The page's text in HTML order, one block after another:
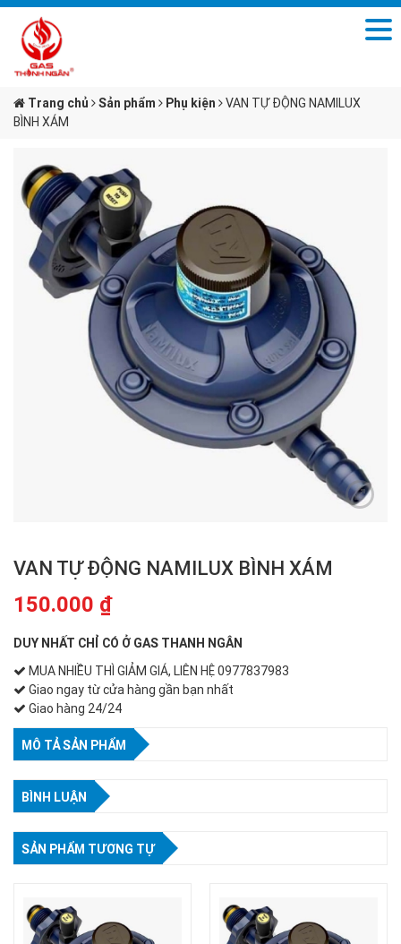
Trang chủ Sản phẩm Phụ kiện
VAN TỰ ĐỘNG NAMILUX
BÌNH XÁM
VAN TỰ ĐỘNG NAMILUX BÌNH XÁM
150.000 ₫
DUY NHẤT CHỈ CÓ Ở GAS THANH NGÂN
MUA NHIỀU THÌ GIẢM GIÁ, LIÊN HỆ 0977837983
Giao ngay từ cửa hàng gần bạn nhất
Giao hàng 24/24
MÔ TẢ SẢN PHẨM
BÌNH LUẬN
SẢN PHẨM TƯƠNG TỰ